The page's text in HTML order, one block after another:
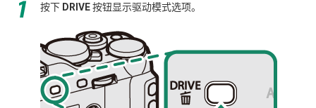
按下 DRIVE按钮显示驱动模式选项。